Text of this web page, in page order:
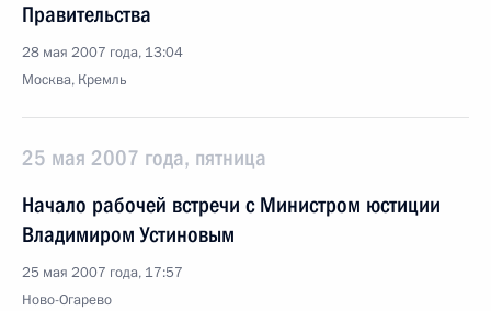
Правительства
28 мая 2007 года, 13:04
Москва, Кремль
25 мая 2007 года, пятница
Начало рабочей встречи с Министром юстиции
Владимиром Устиновым
25 мая 2007 года, 17:57
Ново-Огарево